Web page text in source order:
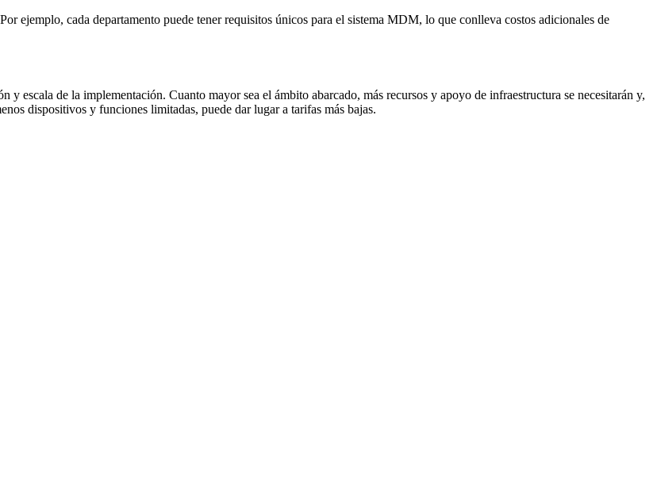
ejemplo, cada departamento puede tener requisitos únicos para el sistema MDM, lo que conlleva costos adicionales de
escala de la implementación. Cuanto mayor sea el ámbito abarcado, más recursos y apoyo de infraestructura se necesitarán y,
dispositivos y funciones limitadas, puede dar lugar a tarifas más bajas.